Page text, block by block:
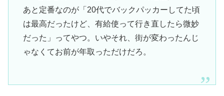
あと定番なのが「20代でバックパッカーしてた頃
は最高だったけど、有給使って行き直したら微妙
だった」ってやつ。いやそれ、街が変わったんじ
ゃなくてお前が年取っただけだろ。